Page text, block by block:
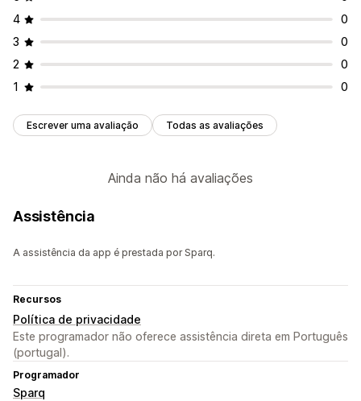
4
0
3
0
2
0
1
0
Escrever uma avaliação Todas as avaliações
Ainda não há avaliações
Assistência
A assistência da app é prestada por Sparq.
Recursos
Política de privacidade
Este programador não oferece assistência direta em Português
(portugal).
Programador
Sparq